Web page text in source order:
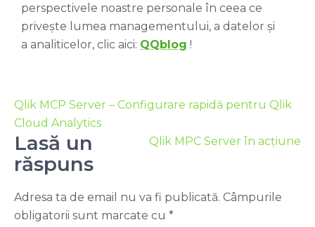
perspectivele noastre personale în ceea ce
privește lumea managementului, a datelor și
a analiticelor, clic aici: QQblog !
Qlik MCP Server – Configurare rapidă pentru Qlik
Cloud Analytics
Qlik MPC Server în acțiune
Lasă un
răspuns
Adresa ta de email nu va fi publicată. Câmpurile
obligatorii sunt marcate cu *